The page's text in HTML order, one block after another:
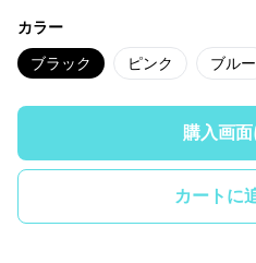
カラー
ブラック ピンク ブルー
購入画
カートに